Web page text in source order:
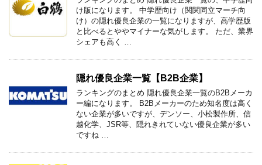
け版になります。 中学歴向け（関関同立マーチ向
け）の隠れ優良企業の一覧になりますが、高学歴版
と比べるとややマイナーな気がします。 ただ、業界
シェアも高く …
隠れ優良企業一覧【B2B企業】
ランキングのまとめ 隠れ優良企業一覧のB2Bメーカ
ー編になります。 B2Bメーカーのため知名度は高く
ない企業が多いですが、デンソー、小松製作所、信
越化学、JSR等、隠れきれていない優良企業が多い
ですね …